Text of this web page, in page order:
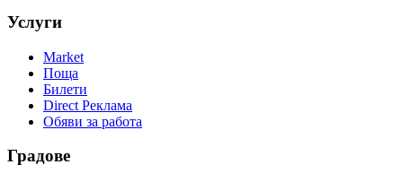
Услуги
Market
Поща
Билети
Direct Реклама
Обяви за работа
Градове